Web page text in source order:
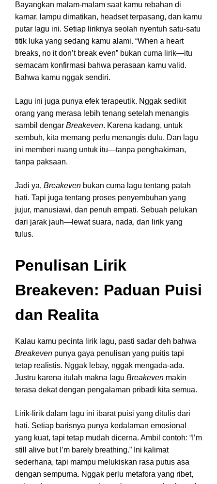
Bayangkan malam-malam saat kamu rebahan di
kamar, lampu dimatikan, headset terpasang, dan kamu
putar lagu ini. Setiap liriknya seolah nyentuh satu-satu
titik luka yang sedang kamu alami. “When a heart
breaks, no it don’t break even” bukan cuma lirik—itu
semacam konfirmasi bahwa perasaan kamu valid.
Bahwa kamu nggak sendiri.
Lagu ini juga punya efek terapeutik. Nggak sedikit
orang yang merasa lebih tenang setelah menangis
sambil dengar Breakeven. Karena kadang, untuk
sembuh, kita memang perlu menangis dulu. Dan lagu
ini memberi ruang untuk itu—tanpa penghakiman,
tanpa paksaan.
Jadi ya, Breakeven bukan cuma lagu tentang patah
hati. Tapi juga tentang proses penyembuhan yang
jujur, manusiawi, dan penuh empati. Sebuah pelukan
dari jarak jauh—lewat suara, nada, dan lirik yang
tulus.
Penulisan Lirik
Breakeven: Paduan Puisi
dan Realita
Kalau kamu pecinta lirik lagu, pasti sadar deh bahwa
Breakeven punya gaya penulisan yang puitis tapi
tetap realistis. Nggak lebay, nggak mengada-ada.
Justru karena itulah makna lagu Breakeven makin
terasa dekat dengan pengalaman pribadi kita semua.
Lirik-lirik dalam lagu ini ibarat puisi yang ditulis dari
hati. Setiap barisnya punya kedalaman emosional
yang kuat, tapi tetap mudah dicerna. Ambil contoh: “I’m
still alive but I’m barely breathing.” Ini kalimat
sederhana, tapi mampu melukiskan rasa putus asa
dengan sempurna. Nggak perlu metafora yang ribet,